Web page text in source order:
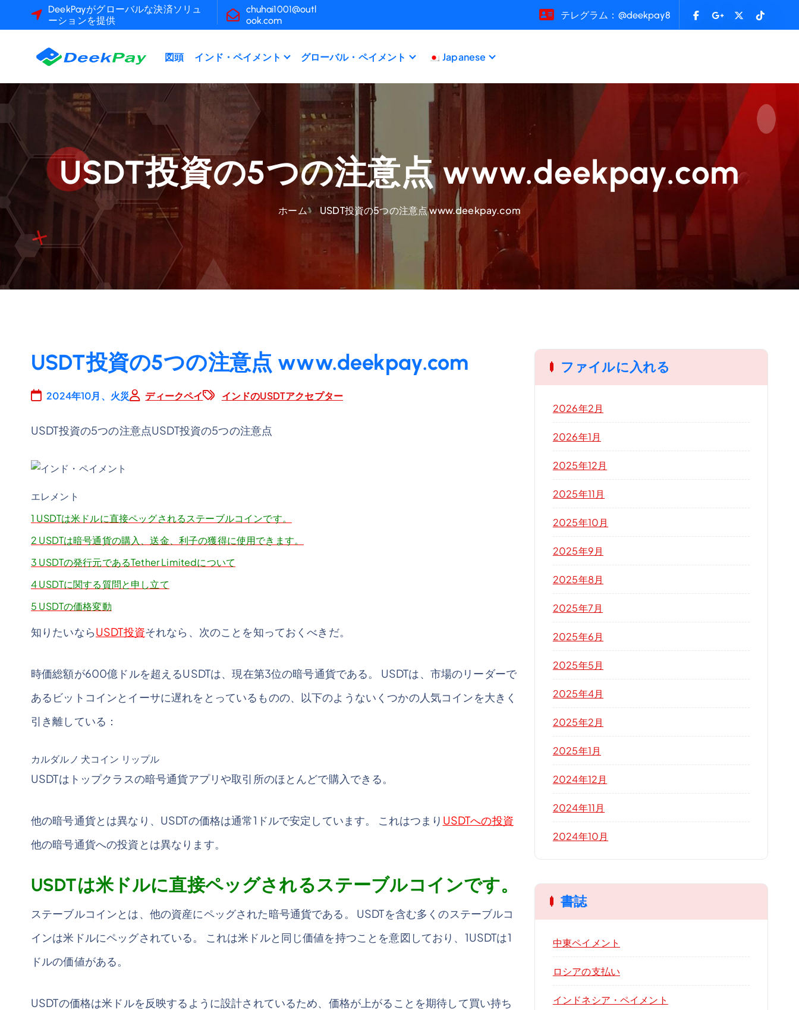
ス
DeekPayがグローバルな決済ソリュ
ーションを提供
chuhai1001@outl
ook.com
テレグラム：@deekpay8
図頭 インド・ペイメント グローバル・ペイメント Japanese
USDT投資の5つの注意点 www.deekpay.com
ホーム USDT投資の5つの注意点 www.deekpay.com
USDT投資の5つの注意点 www.deekpay.com
2024年10月、火災 ディークペイ インドのUSDTアクセプター
USDT投資の5つの注意点USDT投資の5つの注意点
エレメント
1 USDTは米ドルに直接ペッグされるステーブルコインです。
2 USDTは暗号通貨の購入、送金、利子の獲得に使用できます。
3 USDTの発行元であるTether Limitedについて
4USDTに関する質問と申し立て
5 USDTの価格変動
知りたいならUSDT投資それなら、次のことを知っておくべきだ。
時価総額が600億ドルを超えるUSDTは、現在第3位の暗号通貨である。 USDTは、市場のリーダーで
あるビットコインとイーサに遅れをとっているものの、以下のようないくつかの人気コインを大きく
引き離している：
カルダルノ 犬コイン リップル
USDTはトップクラスの暗号通貨アプリや取引所のほとんどで購入できる。
他の暗号通貨とは異なり、USDTの価格は通常1ドルで安定しています。 これはつまり USDTへの投資
他の暗号通貨への投資とは異なります。
USDTは米ドルに直接ペッグされるステーブルコインです。
ステーブルコインとは、他の資産にペッグされた暗号通貨である。 USDTを含む多くのステーブルコ
インは米ドルにペッグされている。 これは米ドルと同じ価値を持つことを意図しており、1USDTは1
ドルの価値がある。
USDTの価格は米ドルを反映するように設計されているため、価格が上がることを期待して買い持ち
ファイルに入れる
2026年2月
2026年1月
2025年12月
2025年11月
2025年10月
2025年9月
2025年8月
2025年7月
2025年6月
2025年5月
2025年4月
2025年2月
2025年1月
2024年12月
2024年11月
2024年10月
書誌
中東ペイメント
ロシアの支払い
インドネシア・ペイメント